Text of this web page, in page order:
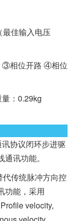
佳输入电压
③相位开路 ④相位
：0.29kg
协议闭环步进驱
讯功能。
传统脉冲方向控
功能，采用
velocity,